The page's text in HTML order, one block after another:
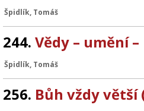
Špidlík, Tomáš
244. Vědy – umění
Špidlík, Tomáš
256. Bůh vždy větší